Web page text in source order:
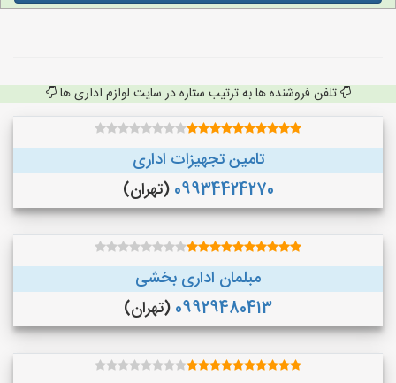
تلفن فروشنده ها به ترتیب ستاره در سایت لوازم اداری ها
تامین تجهیزات اداری
09934424270 (تهران)
مبلمان اداری بخشی
09929480413 (تهران)